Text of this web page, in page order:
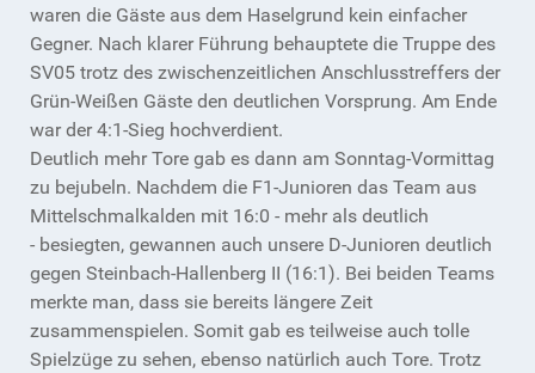
waren die Gäste aus dem Haselgrund kein einfacher
Gegner. Nach klarer Führung behauptete die Truppe des
SV05 trotz des zwischenzeitlichen Anschlusstreffers der
Grün-Weißen Gäste den deutlichen Vorsprung. Am Ende
war der 4:1-Sieg hochverdient.
Deutlich mehr Tore gab es dann am Sonntag-Vormittag
zu bejubeln. Nachdem die F1-Junioren das Team aus
Mittelschmalkalden mit 16:0 - mehr als deutlich
- besiegten, gewannen auch unsere D-Junioren deutlich
gegen Steinbach-Hallenberg II (16:1). Bei beiden Teams
merkte man, dass sie bereits längere Zeit
zusammenspielen. Somit gab es teilweise auch tolle
Spielzüge zu sehen, ebenso natürlich auch Tore. Trotz